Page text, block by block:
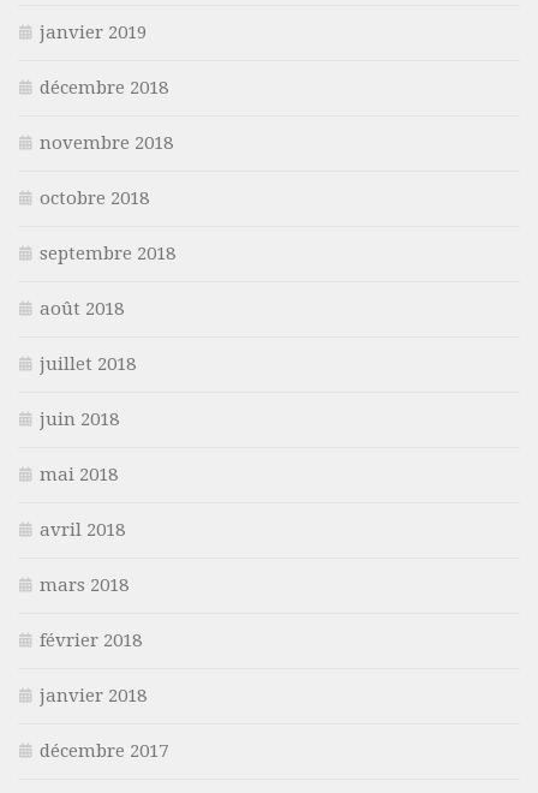
janvier 2019
décembre 2018
novembre 2018
octobre 2018
septembre 2018
août 2018
juillet 2018
juin 2018
mai 2018
avril 2018
mars 2018
février 2018
janvier 2018
décembre 2017